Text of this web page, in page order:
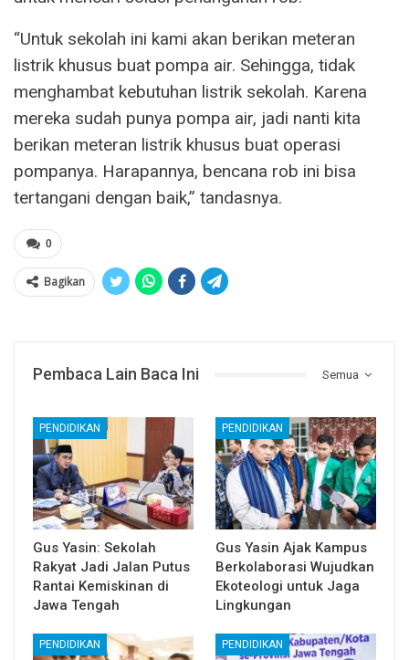
“Untuk sekolah ini kami akan berikan meteran
listrik khusus buat pompa air. Sehingga, tidak
menghambat kebutuhan listrik sekolah. Karena
mereka sudah punya pompa air, jadi nanti kita
berikan meteran listrik khusus buat operasi
pompanya. Harapannya, bencana rob ini bisa
tertangani dengan baik,” tandasnya.
0
Bagikan
Semua
Pembaca Lain Baca Ini
PENDIDIKAN
Gus Yasin: Sekolah
Rakyat Jadi Jalan Putus
Rantai Kemiskinan di
Jawa Tengah
PENDIDIKAN
Gus Yasin Ajak Kampus
Berkolaborasi Wujudkan
Ekoteologi untuk Jaga
Lingkungan
PENDIDIKAN PENDIDIKAN